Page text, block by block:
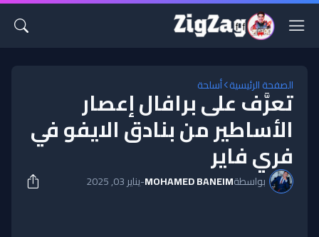
الصفحة الرئيسية أسلحة
تعرَّف على برافال إعصار
الأساطير من بنادق الايفو في
فري فاير
بواسطةMOHAMED BANEIM
-يناير 03, 2025